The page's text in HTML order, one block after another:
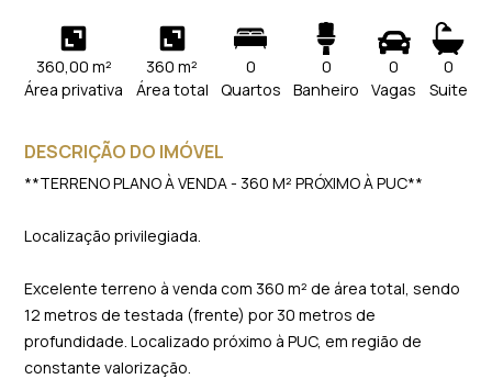
360,00 m²
Área privativa
360 m²
Área total
0
Quartos
0
Banheiro
0
Vagas
0
Suite
DESCRIÇÃO DO IMÓVEL
**TERRENO PLANO À VENDA - 360 M² PRÓXIMO À PUC**
Localização privilegiada.
Excelente terreno à venda com 360 m² de área total, sendo
12 metros de testada (frente) por 30 metros de
profundidade. Localizado próximo à PUC, em região de
constante valorização.